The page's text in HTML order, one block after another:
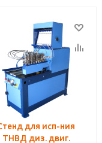
для исп-ния
ТНВД диз. двиг.